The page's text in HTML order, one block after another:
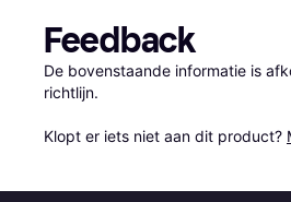
Feedback
De bovenstaande informatie is
richtlijn.
Klopt er iets niet aan dit product?